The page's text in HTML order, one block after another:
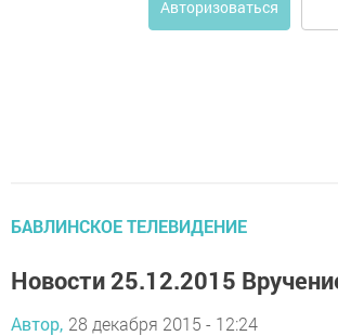
Авторизоваться
БАВЛИНСКОЕ ТЕЛЕВИДЕНИЕ
Новости 25.12.2015
Автор, 28 декабря 2015 - 12:24